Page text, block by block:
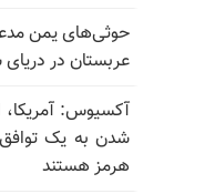
حوثی‌های یمن
عربستان در
آکسیوس: آمریکا،
شدن به یک توافق
هرمز هستند